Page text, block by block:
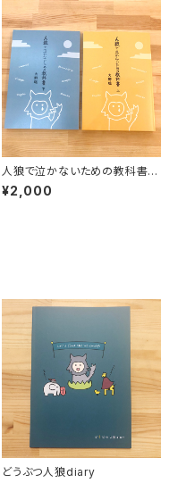
人狼で泣かないための教科書
（上下巻セット）
¥2,000
どうぶつ人狼diary